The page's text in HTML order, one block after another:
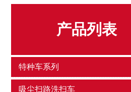
产品列表
特种车系列
吸尘扫路洗扫车